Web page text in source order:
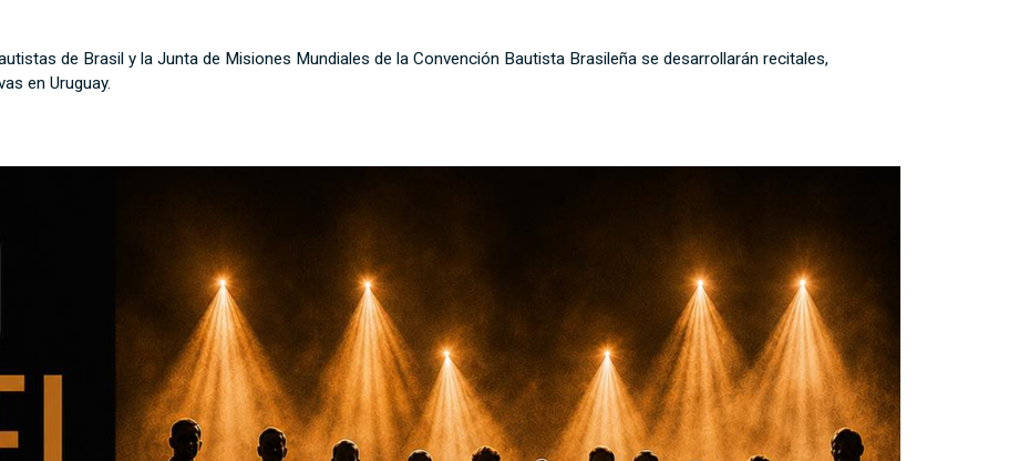
de Brasil y la Junta de Misiones Mundiales de la Convención Bautista Brasileña se desarrollarán recitales,
en Uruguay.